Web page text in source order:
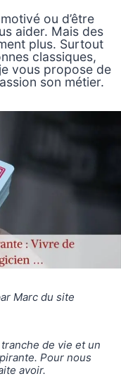
ou d’être
aider. Mais des
plus. Surtout
classiques,
vous propose de
son métier.
Marc du site
de vie et un
Pour nous
avoir.